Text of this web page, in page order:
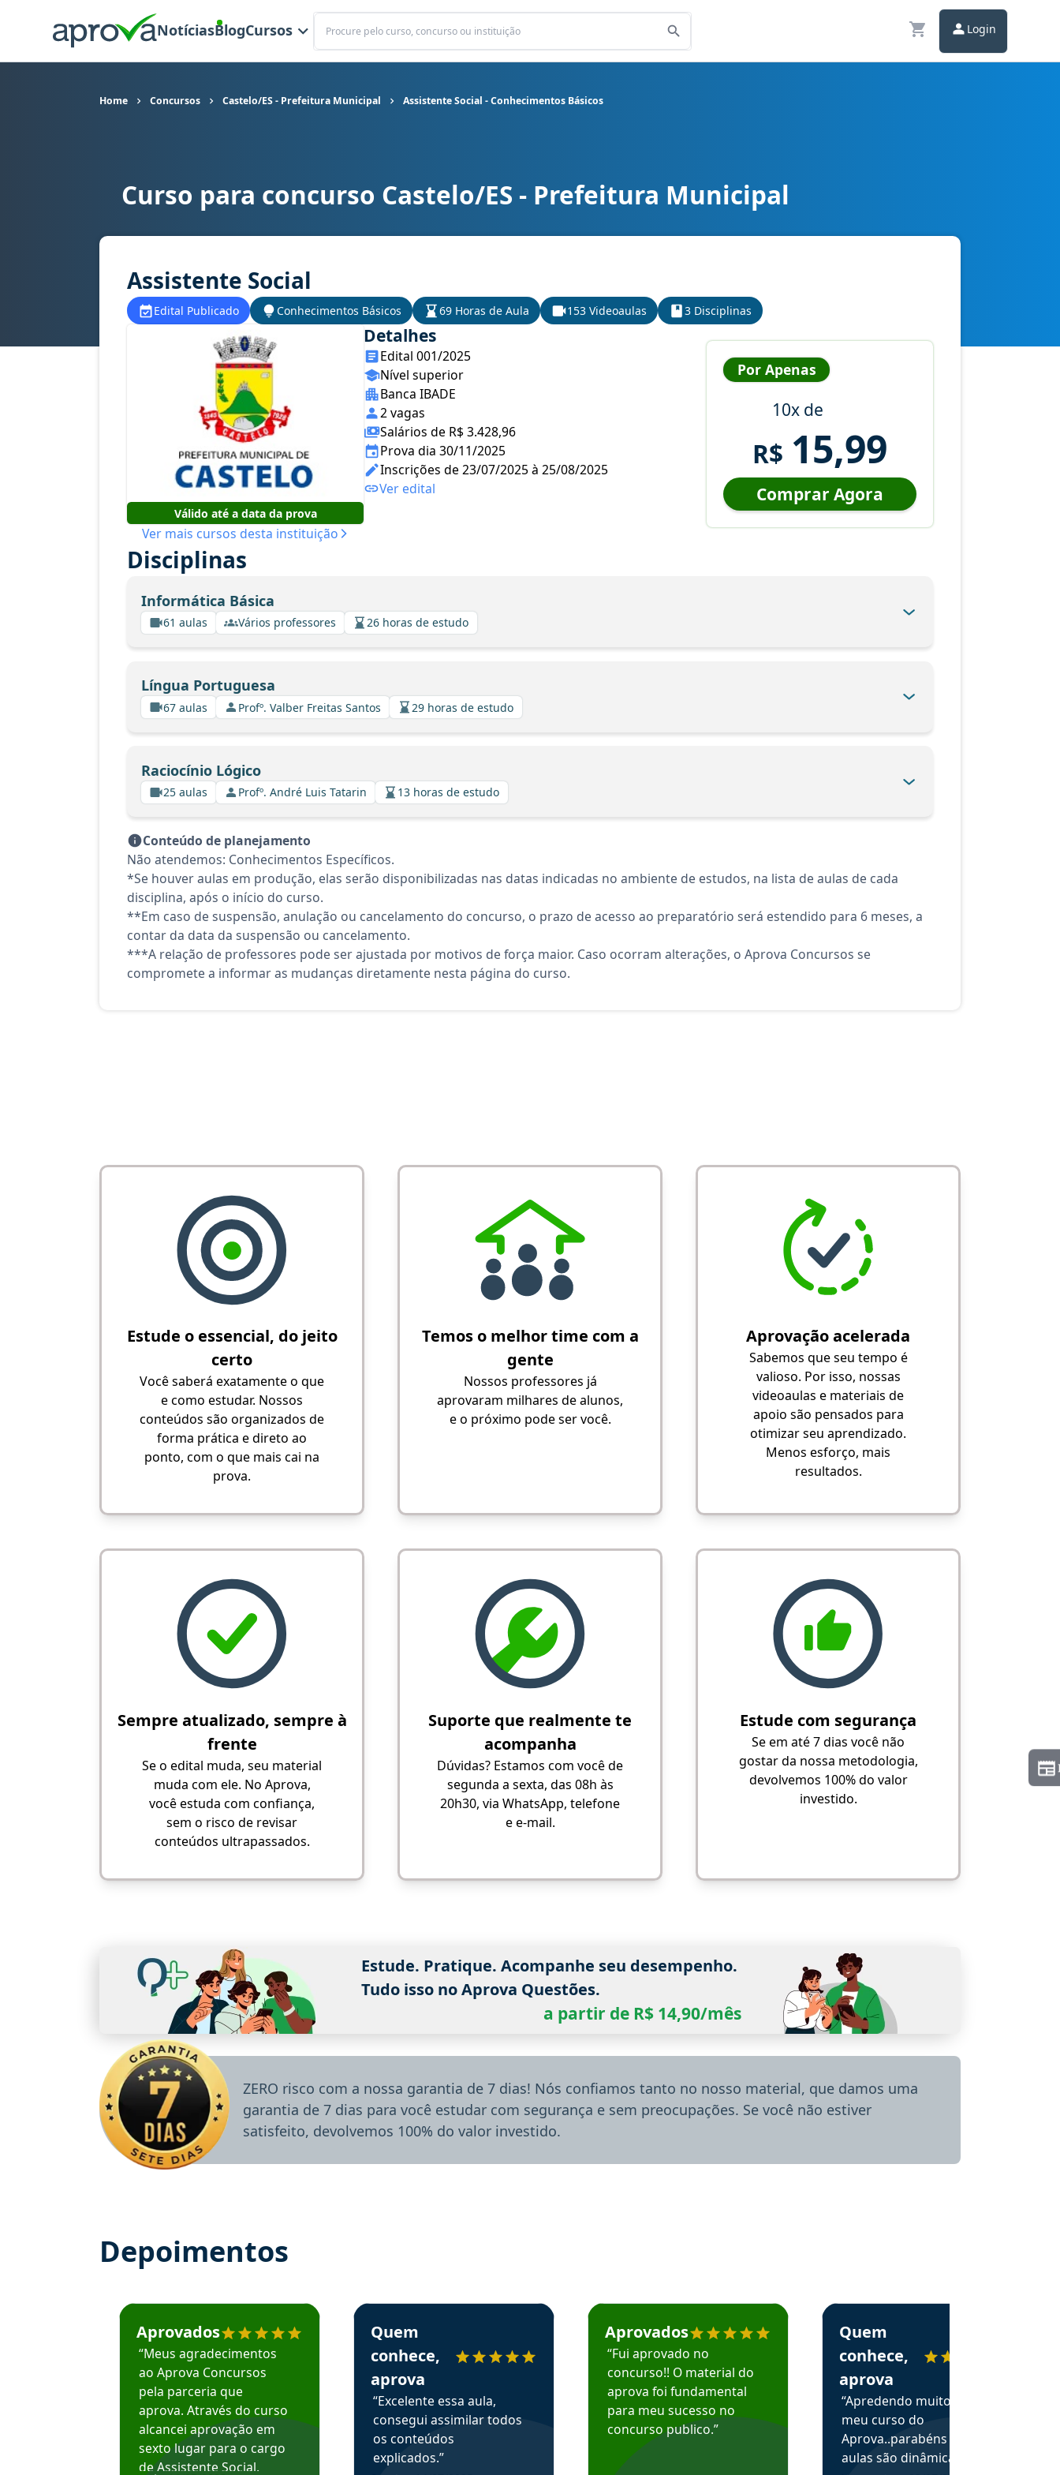
NotíciasBlogCursos
Buscar
Login
Home Concursos Castelo/ES - Prefeitura Municipal Assistente Social - Conhecimentos Básicos
Curso para concurso Castelo/ES - Prefeitura Municipal cargo Assistente Social - Conhecimentos Básicos
Curso para concurso Castelo/ES - Prefeitura Municipal
Assistente Social
Edital Publicado Conhecimentos Básicos 69 Horas de Aula 153 Videoaulas 3 Disciplinas
Válido até a data da prova
Ver mais cursos desta instituição
Detalhes
Edital 001/2025
Nível superior
Banca IBADE
2 vagas
Salários de R$ 3.428,96
Prova dia 30/11/2025
Inscrições de 23/07/2025 à 25/08/2025
Ver edital
Por Apenas
10x de
R$ 15,99
Comprar Agora
Disciplinas
Informática Básica
61 aulas Vários professores 26 horas de estudo
Língua Portuguesa
67 aulas Profº. Valber Freitas Santos 29 horas de estudo
Raciocínio Lógico
25 aulas Profº. André Luis Tatarin 13 horas de estudo
Conteúdo de planejamento
Não atendemos: Conhecimentos Específicos.
*Se houver aulas em produção, elas serão disponibilizadas nas datas indicadas no ambiente de estudos, na lista de aulas de cada
disciplina, após o início do curso.
**Em caso de suspensão, anulação ou cancelamento do concurso, o prazo de acesso ao preparatório será estendido para 6 meses, a
contar da data da suspensão ou cancelamento.
***A relação de professores pode ser ajustada por motivos de força maior. Caso ocorram alterações, o Aprova Concursos se
compromete a informar as mudanças diretamente nesta página do curso.
Estude o essencial, do jeito
certo
Você saberá exatamente o que
e como estudar. Nossos
conteúdos são organizados de
forma prática e direto ao
ponto, com o que mais cai na
prova.
Temos o melhor time com a
gente
Nossos professores já
aprovaram milhares de alunos,
e o próximo pode ser você.
Aprovação acelerada
Sabemos que seu tempo é
valioso. Por isso, nossas
videoaulas e materiais de
apoio são pensados para
otimizar seu aprendizado.
Menos esforço, mais
resultados.
Sempre atualizado, sempre à
frente
Se o edital muda, seu material
muda com ele. No Aprova,
você estuda com confiança,
sem o risco de revisar
conteúdos ultrapassados.
Suporte que realmente te
acompanha
Dúvidas? Estamos com você de
segunda a sexta, das 08h às
20h30, via WhatsApp, telefone
e e-mail.
Estude com segurança
Se em até 7 dias você não
gostar da nossa metodologia,
devolvemos 100% do valor
investido.
Estude. Pratique. Acompanhe seu desempenho.
Tudo isso no Aprova Questões.
a partir de R$ 14,90/mês
ZERO risco com a nossa garantia de 7 dias! Nós confiamos tanto no nosso material, que damos uma
garantia de 7 dias para você estudar com segurança e sem preocupações. Se você não estiver
satisfeito, devolvemos 100% do valor investido.
Depoimentos
Estudante José recomenda o Aprova Concursos em depoimento
Aprovados
“Meus agradecimentos
ao Aprova Concursos
pela parceria que
aprova. Através do curso
alcancei aprovação em
sexto lugar para o cargo
de Assistente Social.
Estudante Sergio recomenda o Aprova Concursos em depoimento
Quem
conhece,
aprova
“Excelente essa aula,
consegui assimilar todos
os conteúdos
explicados.”
Estudante Mário recomenda o Aprova Concursos em depoimento
Aprovados
“Fui aprovado no
concurso!! O material do
aprova foi fundamental
para meu sucesso no
concurso publico.”
Estudante Alessandra recomenda o Aprova
Quem
conhece,
aprova
“Apredendo muito no
meu curso do
Aprova..parabéns pelas
aulas são dinâmicas e